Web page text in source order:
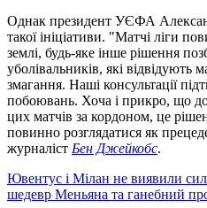
Однак президент УЄФА
такої ініціативи. "Матчі ліги
землі, будь-яке інше рішення
уболівальників, які відвідують
змагання. Наші консультації
побоювань. Хоча і прикро, що
цих матчів за кордоном, це
повинно розглядатися як
журналіст Бен Джейкобс.
Ювентус і Мілан не виявили
шедевр Меньяна та ганебний